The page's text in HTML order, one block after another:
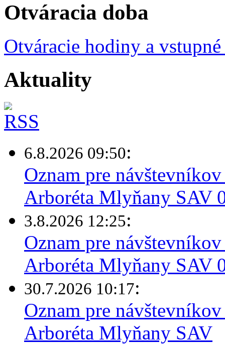
Otváracia doba
Otváracie hodiny a
Aktuality
6.8.2026 09:50:
Oznam pre
Arboréta Mlyňany SAV
3.8.2026 12:25:
Oznam pre
Arboréta Mlyňany SAV
30.7.2026 10:17:
Oznam pre
Arboréta Mlyňany SAV